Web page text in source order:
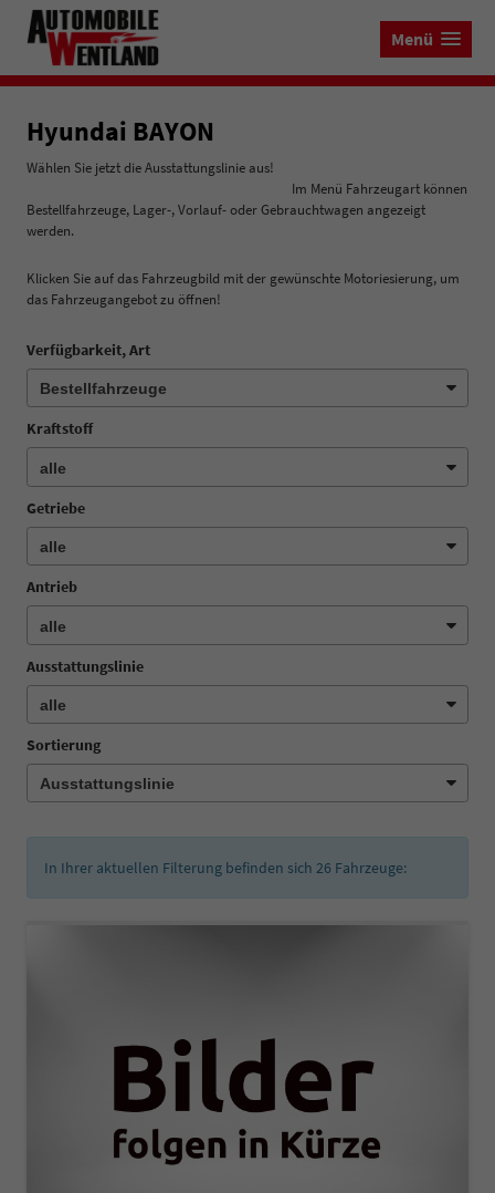
Menü
Hyundai BAYON
Wählen Sie jetzt die Ausstattungslinie aus!
Im Menü Fahrzeugart können
Bestellfahrzeuge, Lager-, Vorlauf- oder Gebrauchtwagen angezeigt
werden.
Klicken Sie auf das Fahrzeugbild mit der gewünschte Motoriesierung, um
das Fahrzeugangebot zu öffnen!
Verfügbarkeit, Art
Kraftstoff
Getriebe
Antrieb
Ausstattungslinie
Sortierung
In Ihrer aktuellen Filterung befinden sich 26 Fahrzeuge: